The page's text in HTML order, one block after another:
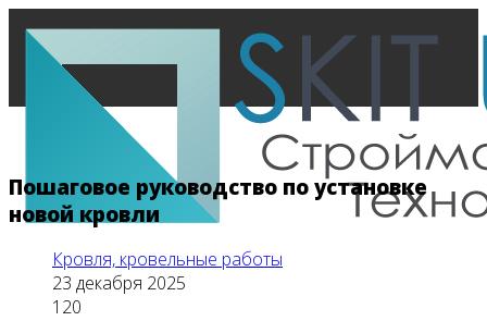
Пошаговое руководство по установке
новой кровли
Кровля, кровельные работы
23 декабря 2025
120